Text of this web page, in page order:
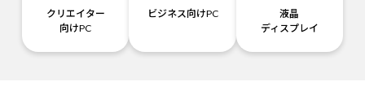
クリエイター
向けPC
ビジネス向けPC
液晶
ディスプレイ